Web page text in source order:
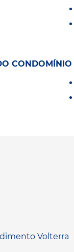
CONDOMÍNIO